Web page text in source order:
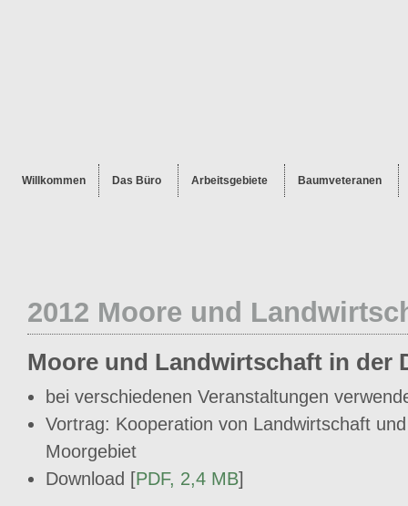
Willkommen Das Büro Arbeitsgebiete Baumveteranen
2012 Moore und
Moore und Landwirtschaft in der
bei verschiedenen Veranstaltungen
Vortrag: Kooperation von Landwirtschaft
Moorgebiet
Download [PDF, 2,4 MB]